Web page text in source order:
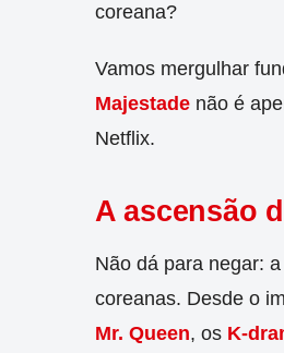
coreana?
Vamos mergulhar
Majestade não é
Netflix.
A ascensão
Não dá para negar: a
coreanas. Desde o
Mr. Queen, os K-